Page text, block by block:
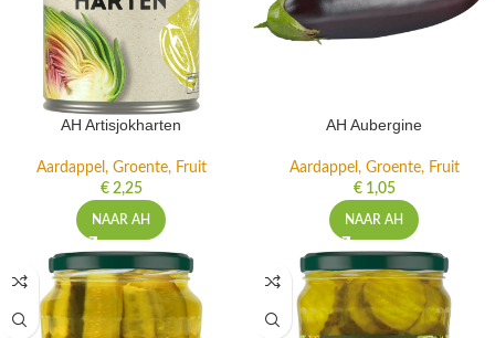
AH Artisjokharten
Aardappel, Groente, Fruit
€2,25
NAAR AH
AH Aubergine
Aardappel, Groente, Fruit
€1,05
NAAR AH